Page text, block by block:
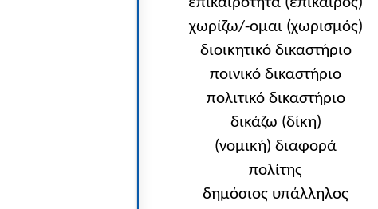
χωρίζω/-ομαι (χωρισμός)
διοικητικό δικαστήριο
ποινικό δικαστήριο
πολιτικό δικαστήριο
δικάζω (δίκη)
(νομική) διαφορά
πολίτης
δημόσιος υπάλληλος